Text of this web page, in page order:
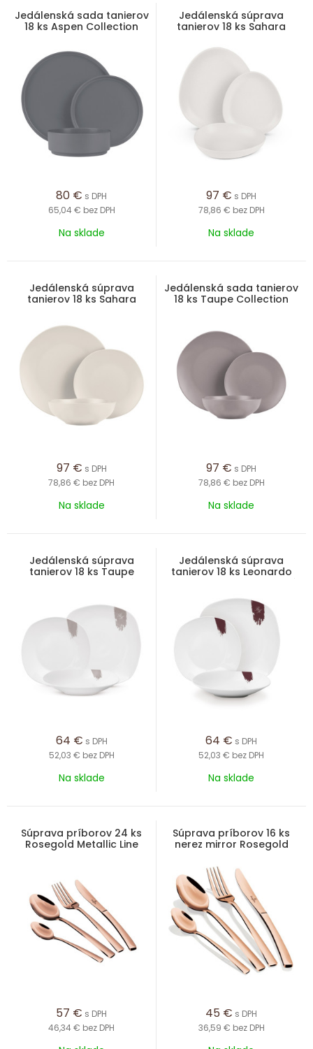
Jedálenská sada tanierov
18 ks Aspen Collection
80 € s DPH
65,04 € bez DPH
Na sklade
Jedálenská súprava
tanierov 18 ks Sahara
97 € s DPH
78,86 € bez DPH
Na sklade
Jedálenská súprava
tanierov 18 ks Sahara
97 € s DPH
78,86 € bez DPH
Na sklade
Jedálenská sada tanierov
18 ks Taupe Collection
97 € s DPH
78,86 € bez DPH
Na sklade
Jedálenská súprava
tanierov 18 ks Taupe
Collection bielo-sivá
64 € s DPH
52,03 € bez DPH
Na sklade
Jedálenská súprava
tanierov 18 ks Leonardo
Collection bielo-bordová
64 € s DPH
52,03 € bez DPH
Na sklade
Súprava príborov 24 ks
Rosegold Metallic Line
57 € s DPH
46,34 € bez DPH
Súprava príborov 16 ks
nerez mirror Rosegold
45 € s DPH
36,59 € bez DPH